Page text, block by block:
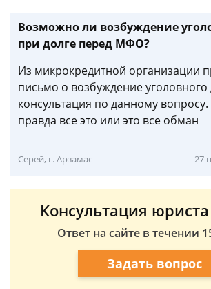
Возможно ли возбуждение
при долге перед МФО?
Из микрокредитной организации
письмо о возбуждение
консультация по данному
правда все это или это все обман
Серей, г. Арзамас 27
Консультация
Ответ на сайте в течении
Задать вопрос